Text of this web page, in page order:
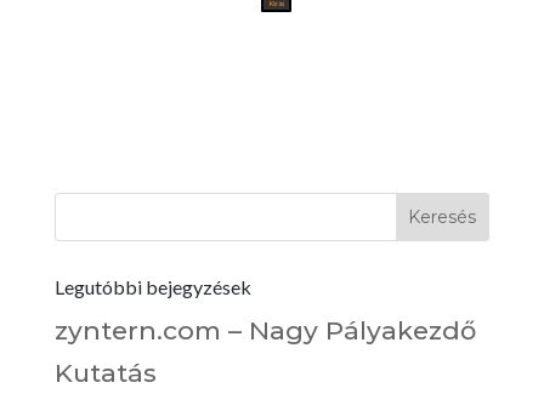
Kiírás
Legutóbbi bejegyzések
zyntern.com – Nagy Pályakezdő
Kutatás